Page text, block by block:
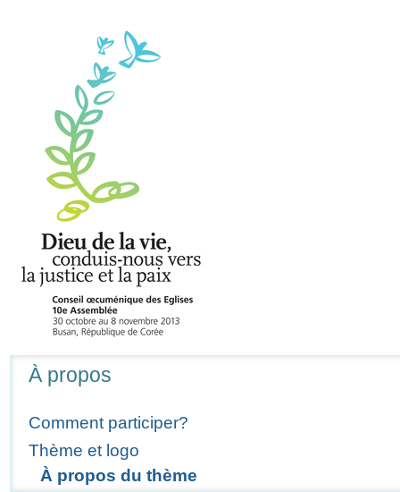
Navigation
À propos
Comment participer?
Thème et logo
À propos du thème